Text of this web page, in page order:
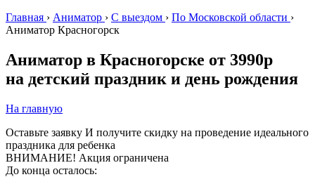
Главная › Аниматор › С выездом › По Московской области ›
Аниматор Красногорск
Аниматор в Красногорске от 3990р
на детский праздник и день рождения
На главную
Оставьте заявку И получите скидку на проведение идеального
праздника для ребенка
ВНИМАНИЕ! Акция ограничена
До конца осталось: